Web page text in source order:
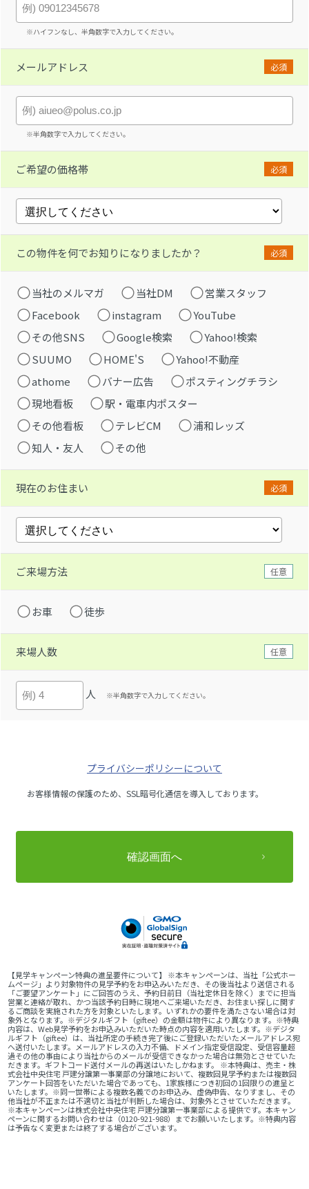
※ハイフンなし、半角数字で入力してください。
メールアドレス 必須
※半角数字で入力してください。
ご希望の価格帯 必須
この物件を何でお知りになりましたか？ 必須
当社のメルマガ 当社DM
営業スタッフ
Facebook
instagram
YouTube
その他SNS
Google検索
Yahoo!検索
SUUMO
HOME'S
Yahoo!不動産
athome
バナー広告
ポスティングチラシ
現地看板
駅・電車内ポスター
その他看板
テレビCM
浦和レッズ
知人・友人
その他
現在のお住まい 必須
ご来場方法 任意
お車 徒歩
来場人数 任意
人 ※半角数字で入力してください。
プライバシーポリシーについて
お客様情報の保護のため、SSL暗号化通信を導入しております。
【見学キャンペーン特典の進呈要件について】 ※本キャンペーンは、当社「公式ホー
ムページ」より対象物件の見学予約をお申込みいただき、その後当社より送信される
「ご要望アンケート」にご回答のうえ、予約日前日（当社定休日を除く）までに担当
営業と連絡が取れ、かつ当該予約日時に現地へご来場いただき、お住まい探しに関す
るご商談を実施された方を対象といたします。いずれかの要件を満たさない場合は対
象外となります。※デジタルギフト（giftee）の金額は物件により異なります。※特典
内容は、Web見学予約をお申込みいただいた時点の内容を適用いたします。※デジタ
ルギフト（giftee）は、当社所定の手続き完了後にご登録いただいたメールアドレス宛
へ送付いたします。メールアドレスの入力不備、ドメイン指定受信設定、受信容量超
過その他の事由により当社からのメールが受信できなかった場合は無効とさせていた
だきます。ギフトコード送付メールの再送はいたしかねます。 ※本特典は、売主・株
式会社中央住宅 戸建分譲第一事業部の分譲地において、複数回見学予約または複数回
アンケート回答をいただいた場合であっても、1家族様につき初回の1回限りの進呈と
いたします。※同一世帯による複数名義でのお申込み、虚偽申告、なりすまし、その
他当社が不正または不適切と当社が判断した場合は、対象外とさせていただきます。
※本キャンペーンは株式会社中央住宅 戸建分譲第一事業部による提供です。本キャン
ペーンに関するお問い合わせは（0120-921-988）までお願いいたします。※特典内容
は予告なく変更または終了する場合がございます。